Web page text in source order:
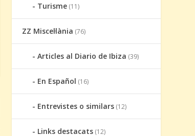
Turisme (11)
ZZ Miscel·lània (76)
Articles al Diario de Ibiza (39)
En Español (16)
Entrevistes o similars (12)
Links destacats (12)